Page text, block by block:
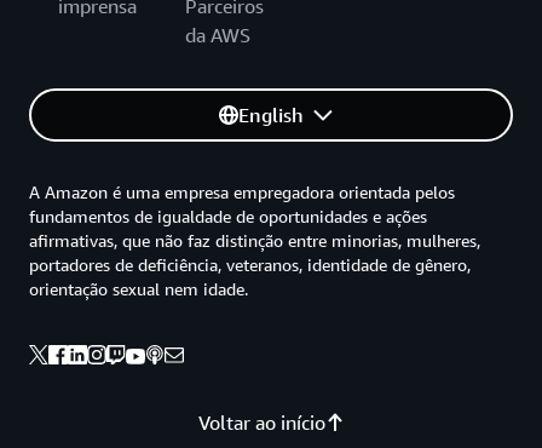
imprensa
Parceiros
da AWS
English
Voltar ao início
A Amazon é uma empresa empregadora orientada pelos
fundamentos de igualdade de oportunidades e ações
afirmativas, que não faz distinção entre minorias, mulheres,
portadores de deficiência, veteranos, identidade de gênero,
orientação sexual nem idade.